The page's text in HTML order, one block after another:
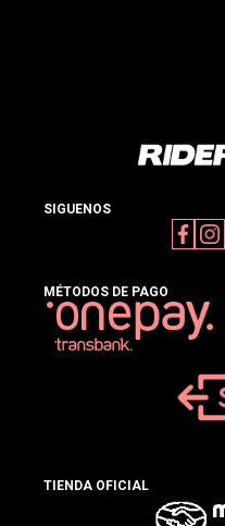
SIGUENOS
MÉTODOS DE PAGO
TIENDA OFICIAL